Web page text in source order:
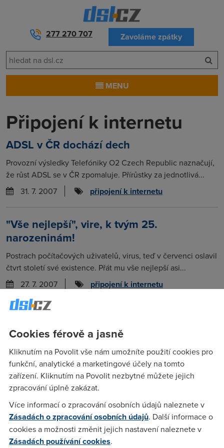
277 270 707 Zavoláme zpátky
MENU
Připojení k internetu
ADSL v ČR dochází dech
Provozní výsledky Telefóniky O2 Czech Republic naznačují,
že růst ADSL se v ČR zpomaluje. Přírůstky za jednotlivá...
31. 7. 2007
připojení k internetu
"Vše nejlepší", vire, k tvým 25.
narozeninám!
Postrach počítačových uživatelů, virus, teď v červenci oslavil
čtvrt století své existence. Přát mu vše nejlepší asi...
27. 7. 2007
připojení k internetu
Různé statistiky se v konkrétních číslech obvykle rozchází.
Jen málokdy ale tak výrazně, jako pohledy Factum Invenio...
10. 7. 2007
připojení k internetu
Wi-Fi od T-Mobile
Americká pobočka společnosti T-Mobile, která zatím na
zdejším trhu žádný mimořádný průlom neudělala, hodlá
během...
Cookies férově a jasně
Kliknutím na Povolit vše nám umožníte použití cookies pro
funkční, analytické a marketingové účely na tomto
zařízení. Kliknutím na Povolit nezbytné můžete jejich
zpracování úplně zakázat.
Více informací o zpracování osobních údajů naleznete v
Zásadách o zpracování osobních údajů. Další informace o
cookies a možnosti změnit jejich nastavení naleznete v
Zásadách používání cookies.